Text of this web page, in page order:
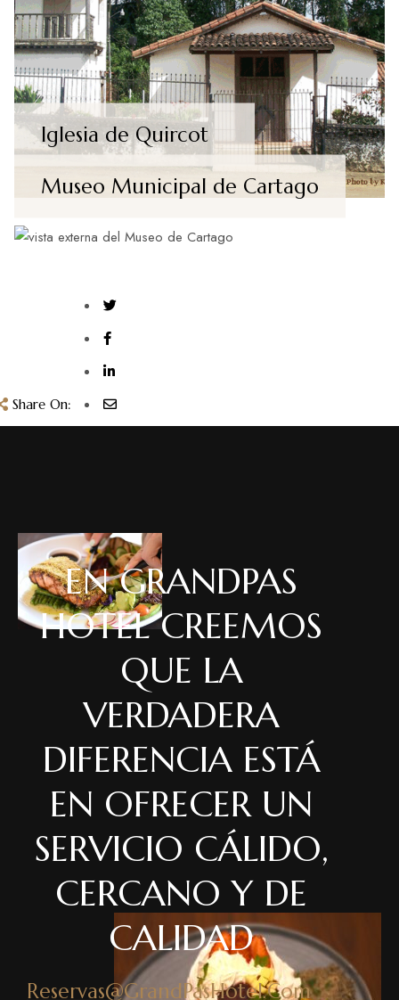
Iglesia de Quircot
Museo Municipal de Cartago
Share On:
EN GRANDPAS
HOTEL CREEMOS
QUE LA
VERDADERA
DIFERENCIA ESTÁ
EN OFRECER UN
SERVICIO CÁLIDO,
CERCANO Y DE
CALIDAD
Reservas@GrandPasHotel.Com